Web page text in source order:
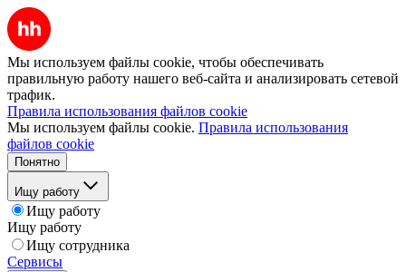
Мы используем файлы cookie, чтобы обеспечивать
правильную работу нашего веб-сайта и анализировать сетевой
трафик.
Правила использования файлов cookie
Мы используем файлы cookie. Правила использования
файлов cookie
Понятно
Ищу работу
Ищу работу
Ищу работу
Ищу сотрудника
Сервисы